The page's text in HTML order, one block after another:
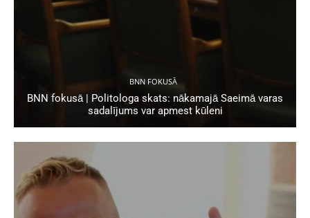
BNN FOKUSĀ
BNN fokusā | Politologa skats: nākamajā Saeimā varas
sadalījums var apmest kūleni